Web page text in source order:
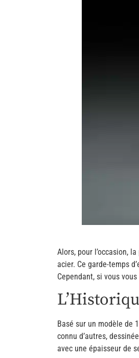
Alors, pour l’occasion,
acier. Ce garde-temps
Cependant, si vous
Basé sur un modèle de
connu d’autres,
avec une épaisseur de